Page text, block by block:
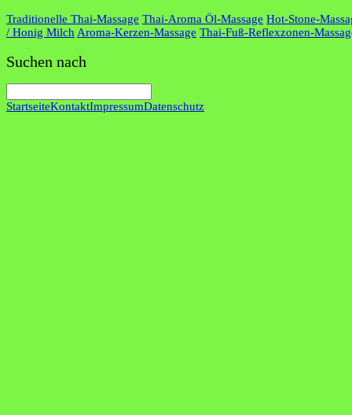
Traditionelle Thai-Massage Thai-Aroma Öl-Massage Hot-Stone-
/ Honig Milch Aroma-Kerzen-Massage Thai-Fuß-Reflexzonen-
Suchen nach
StartseiteKontaktImpressumDatenschutz